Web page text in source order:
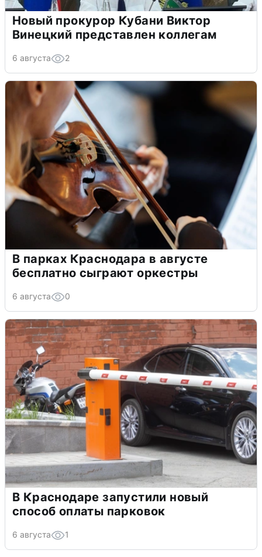
Новый прокурор Кубани Виктор
Винецкий представлен коллегам
6 августа 2
В парках Краснодара в августе
бесплатно сыграют оркестры
6 августа 0
В Краснодаре запустили новый
способ оплаты парковок
6 августа 1